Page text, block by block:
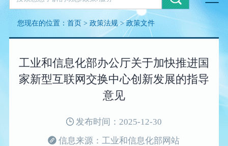
您现在的位置：首页 >政策法规>政策文件
工业和信息化部办公厅关于加快推进国
家新型互联网交换中心创新发展的指导
意见
发布时间：2025-12-30
信息来源：工业和信息化部网站